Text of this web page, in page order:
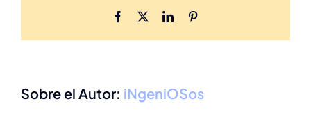
Facebook LinkedIn
Sobre el Autor: iNgeniOSos